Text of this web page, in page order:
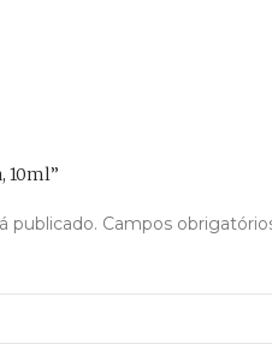
10ml”
publicado. Campos